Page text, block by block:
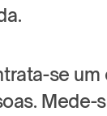
se
Mede-